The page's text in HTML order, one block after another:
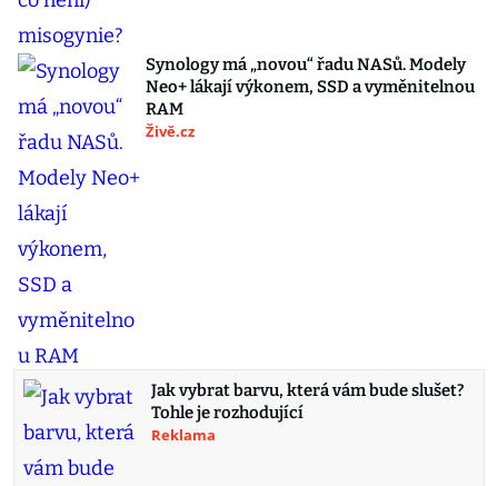
Synology má „novou“ řadu NASů. Modely
Neo+ lákají výkonem, SSD a vyměnitelnou
RAM
Živě.cz
Jak vybrat barvu, která vám bude slušet?
Tohle je rozhodující
Reklama